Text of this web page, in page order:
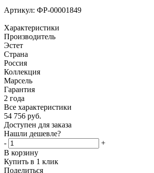
Артикул: ФР-00001849
Характеристики
Производитель
Эстет
Страна
Россия
Коллекция
Марсель
Гарантия
2 года
Все характеристики
54 756 руб.
Доступен для заказа
Нашли дешевле?
-
+
В корзину
Купить в 1 клик
Поделиться